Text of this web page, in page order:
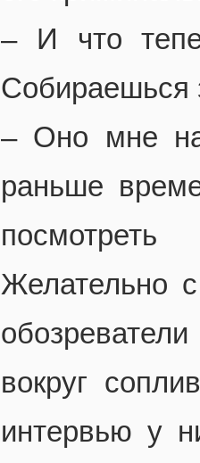
– И что
Собираешься
– Оно мне
раньше
Желательно
вокруг
интервью у